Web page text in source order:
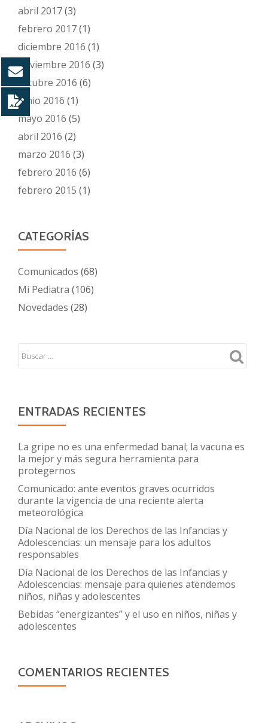
abril 2017(3)
febrero 2017(1)
diciembre 2016 (1)
noviembre 2016 (3)
octubre 2016 (6)
junio 2016 (1)
mayo 2016 (5)
abril 2016 (2)
marzo 2016 (3)
febrero 2016 (6)
febrero 2015 (1)
CATEGORÍAS
Comunicados (68)
Mi Pediatra (106)
Novedades (28)
ENTRADAS RECIENTES
La gripe no es una enfermedad banal; la vacuna es
la mejor y más segura herramienta para
protegernos
Comunicado: ante eventos graves ocurridos
durante la vigencia de una reciente alerta
meteorológica
Día Nacional de los Derechos de las Infancias y
Adolescencias: un mensaje para los adultos
responsables
Día Nacional de los Derechos de las Infancias y
Adolescencias: mensaje para quienes atendemos
niños, niñas y adolescentes
Bebidas “energizantes” y el uso en niños, niñas y
adolescentes
COMENTARIOS RECIENTES